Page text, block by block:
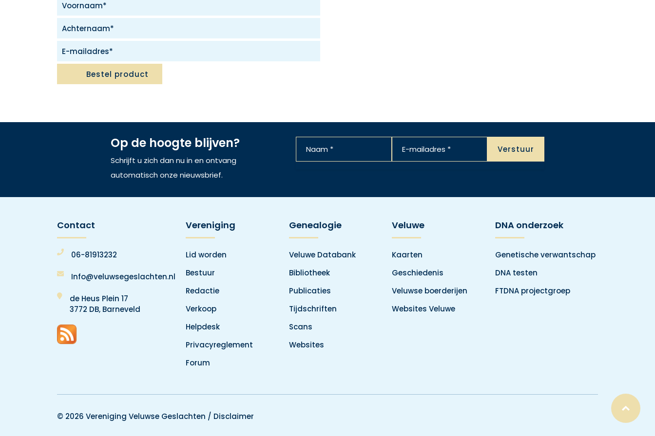
Bestel product
Op de hoogte blijven?
Schrijft u zich dan nu in en ontvang
automatisch onze nieuwsbrief.
Contact
06-81913232
Info@veluwsegeslachten.nl
de Heus Plein 17
3772 DB, Barneveld
Vereniging
Lid worden
Bestuur
Redactie
Verkoop
Helpdesk
Privacyreglement
Forum
Genealogie
Veluwe Databank
Bibliotheek
Publicaties
Tijdschriften
Scans
Websites
Veluwe
Kaarten
Geschiedenis
Veluwse boerderijen
Websites Veluwe
DNA onderzoek
Genetische verwantschap
DNA testen
FTDNA projectgroep
© 2026 Vereniging Veluwse Geslachten / Disclaimer